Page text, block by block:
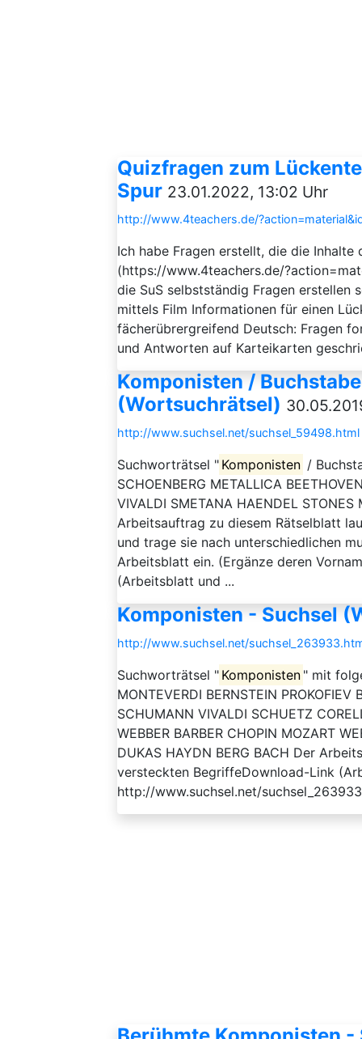
Quizfragen zum
Spur 23.01.2022, 13:02 Uhr
http://www.4teachers.de/
Ich habe Fragen erstellt, die die
(https://www.4teachers.de/
die SuS selbstständig Fragen erstellen
mittels Film Informationen für einen
fächerübrergreifend Deutsch: Fragen
und Antworten auf Karteikarten
Komponisten /
(Wortsuchrätsel)
http://www.suchsel.net/suchsel_59498.html
Suchworträtsel " Komponisten /
SCHOENBERG METALLICA
VIVALDI SMETANA HAENDEL
Arbeitsauftrag zu diesem Rätselblatt
und trage sie nach unterschiedlichen
Arbeitsblatt ein. (Ergänze deren
(Arbeitsblatt und ...
Komponisten - Suchsel
http://www.suchsel.net/
Suchworträtsel " Komponisten " mit
MONTEVERDI BERNSTEIN PROKOFIEV
SCHUMANN VIVALDI SCHUETZ
WEBBER BARBER CHOPIN MOZART
DUKAS HAYDN BERG BACH Der
versteckten BegriffeDownload-Link
http://www.suchsel.net/